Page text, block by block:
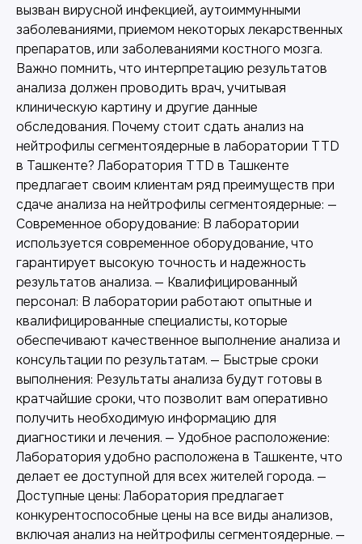
вызван вирусной инфекцией, аутоиммунными
заболеваниями, приемом некоторых лекарственных
препаратов, или заболеваниями костного мозга.
Важно помнить, что интерпретацию результатов
анализа должен проводить врач, учитывая
клиническую картину и другие данные
обследования. Почему стоит сдать анализ на
нейтрофилы сегментоядерные в лаборатории TTD
в Ташкенте? Лаборатория TTD в Ташкенте
предлагает своим клиентам ряд преимуществ при
сдаче анализа на нейтрофилы сегментоядерные: —
Современное оборудование: В лаборатории
используется современное оборудование, что
гарантирует высокую точность и надежность
результатов анализа. — Квалифицированный
персонал: В лаборатории работают опытные и
квалифицированные специалисты, которые
обеспечивают качественное выполнение анализа и
консультации по результатам. — Быстрые сроки
выполнения: Результаты анализа будут готовы в
кратчайшие сроки, что позволит вам оперативно
получить необходимую информацию для
диагностики и лечения. — Удобное расположение:
Лаборатория удобно расположена в Ташкенте, что
делает ее доступной для всех жителей города. —
Доступные цены: Лаборатория предлагает
конкурентоспособные цены на все виды анализов,
включая анализ на нейтрофилы сегментоядерные. —
Другие наши услуги